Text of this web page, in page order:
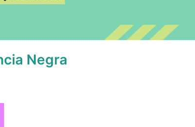
Negra